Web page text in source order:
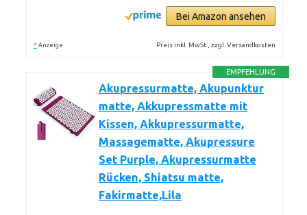
Bei Amazon ansehen
* Anzeige Preis inkl. MwSt., zzgl. Versandkosten
EMPFEHLUNG
Akupressurmatte, Akupunktur
matte, Akkupressmatte mit
Kissen, Akkupressurmatte,
Massagematte, Akupressure
Set Purple, Akupressurmatte
Rücken, Shiatsu matte,
Fakirmatte,Lila